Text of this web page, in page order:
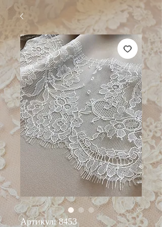
Артикул: 8453